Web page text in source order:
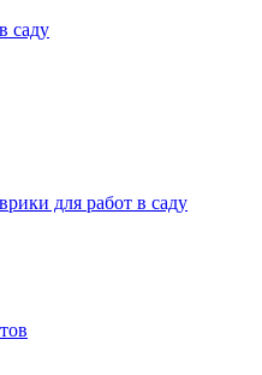
саду
для работ в саду